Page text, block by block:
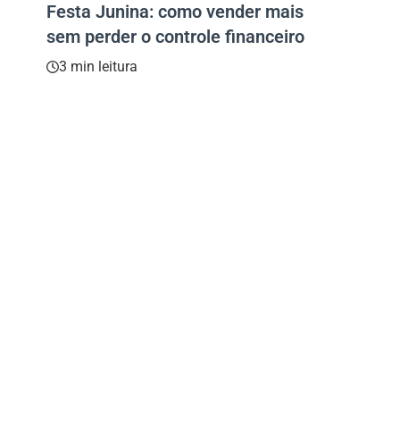
Festa Junina: como vender mais
sem perder o controle financeiro
3 min leitura